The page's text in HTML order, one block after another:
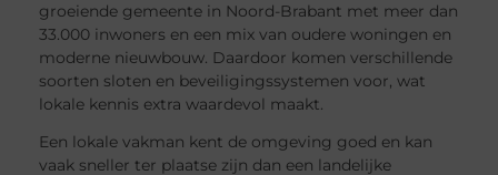
groeiende gemeente in Noord-Brabant met meer dan
33.000 inwoners en een mix van oudere woningen en
moderne nieuwbouw. Daardoor komen verschillende
soorten sloten en beveiligingssystemen voor, wat
lokale kennis extra waardevol maakt.
Een lokale vakman kent de omgeving goed en kan
vaak sneller ter plaatse zijn dan een landelijke